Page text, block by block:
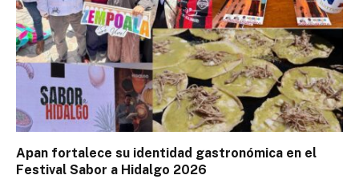
Apan fortalece su identidad gastronómica en el
Festival Sabor a Hidalgo 2026